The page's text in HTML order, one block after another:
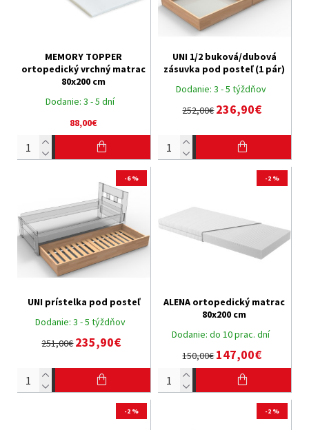
Dodanie: 3 - 5 dní
MEMORY TOPPER
ortopedický vrchný matrac
80x200 cm
88,00€
Dodanie: 3 - 5 týždňov
UNI 1/2 buková/dubová
zásuvka pod posteľ (1 pár)
252,00€236,90€
-6 %
Dodanie: 3 - 5 týždňov
UNI prístelka pod posteľ
251,00€235,90€
-2 %
Dodanie: do 10 prac. dní
ALENA ortopedický matrac
80x200 cm
150,00€147,00€
-2 % -2 %